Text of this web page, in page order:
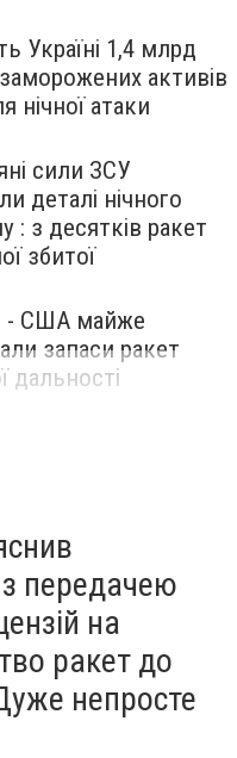
Україні 1,4 млрд
активів
нічної атаки
сили ЗСУ
деталі нічного
: з десятків ракет
збитої
- США майже
запаси ракет
дальності
передачею
на
ракет до
непросте